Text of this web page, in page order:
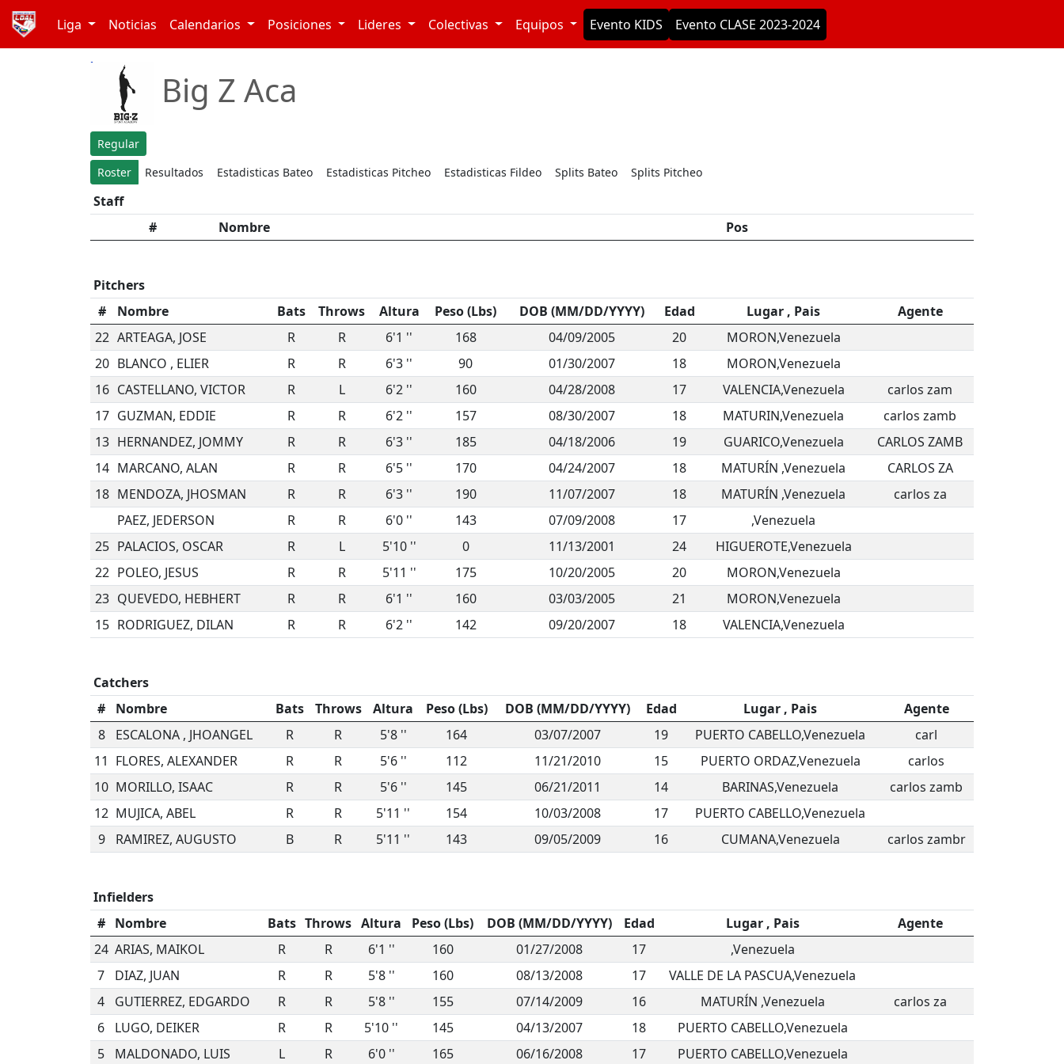
Liga Noticias Calendarios Posiciones Lideres Colectivas Equipos Evento KIDS Evento CLASE 2023-2024
Big Z Aca
Regular
Roster
Resultados Estadisticas Bateo Estadisticas Pitcheo Estadisticas Fildeo Splits Bateo Splits Pitcheo
Staff
#
Nombre Pos
Pitchers
#
Nombre Bats Throws Altura Peso (Lbs) DOB (MM/DD/YYYY) Edad Lugar , Pais
Agente
22 ARTEAGA, JOSE R R 6'1 '' 168 04/09/2005 20
MORON,Venezuela
20 BLANCO , ELIER R R 6'3 '' 90 01/30/2007 18
MORON,Venezuela
16 CASTELLANO, VICTOR R L 6'2 '' 160 04/28/2008 17 VALENCIA,Venezuela
carlos zam
17 GUZMAN, EDDIE R R 6'2 '' 157 08/30/2007 18 MATURIN,Venezuela
carlos zamb
13 HERNANDEZ, JOMMY R R 6'3 '' 185 04/18/2006 19 GUARICO,Venezuela
CARLOS ZAMB
14 MARCANO, ALAN R R 6'5 '' 170 04/24/2007 18 MATURÍN ,Venezuela
CARLOS ZA
18 MENDOZA, JHOSMAN R R 6'3 '' 190 11/07/2007 18 MATURÍN ,Venezuela
carlos za
PAEZ, JEDERSON
R R 6'0 '' 143 07/09/2008 17
,Venezuela
25 PALACIOS, OSCAR R L 5'10 '' 0 11/13/2001 24
HIGUEROTE,Venezuela
22 POLEO, JESUS R R 5'11 '' 175 10/20/2005 20
MORON,Venezuela
23 QUEVEDO, HEBHERT R R 6'1 '' 160 03/03/2005 21
MORON,Venezuela
15 RODRIGUEZ, DILAN R R 6'2 '' 142 09/20/2007 18 VALENCIA,Venezuela
Catchers
#
Nombre Bats Throws Altura Peso (Lbs) DOB (MM/DD/YYYY) Edad Lugar , Pais
Agente
8
ESCALONA , JHOANGEL R R 5'8 '' 164 03/07/2007 19 PUERTO CABELLO,Venezuela
carl
11 FLORES, ALEXANDER R R 5'6 '' 112 11/21/2010 15 PUERTO ORDAZ,Venezuela
carlos
10 MORILLO, ISAAC R R 5'6 '' 145 06/21/2011 14 BARINAS,Venezuela
carlos zamb
12 MUJICA, ABEL R R 5'11 '' 154 10/03/2008 17
PUERTO CABELLO,Venezuela
9
RAMIREZ, AUGUSTO B R 5'11 '' 143 09/05/2009 16 CUMANA,Venezuela carlos zambr
Infielders
#
Nombre Bats Throws Altura Peso (Lbs) DOB (MM/DD/YYYY) Edad Lugar , Pais
Agente
24 ARIAS, MAIKOL R R 6'1 '' 160 01/27/2008 17
,Venezuela
7
DIAZ, JUAN R R 5'8 '' 160 08/13/2008 17
VALLE DE LA PASCUA,Venezuela
4
GUTIERREZ, EDGARDO R R 5'8 '' 155 07/14/2009 16 MATURÍN ,Venezuela
carlos za
6
LUGO, DEIKER R R 5'10 '' 145 04/13/2007 18
PUERTO CABELLO,Venezuela
5
MALDONADO, LUIS L R 6'0 '' 165 06/16/2008 17 PUERTO CABELLO,Venezuela